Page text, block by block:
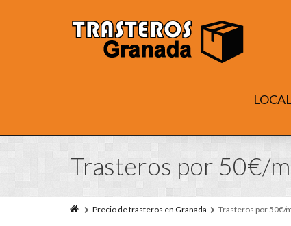
Trasteros por 50€/
Precio de trasteros en Granada Trasteros por 50€/